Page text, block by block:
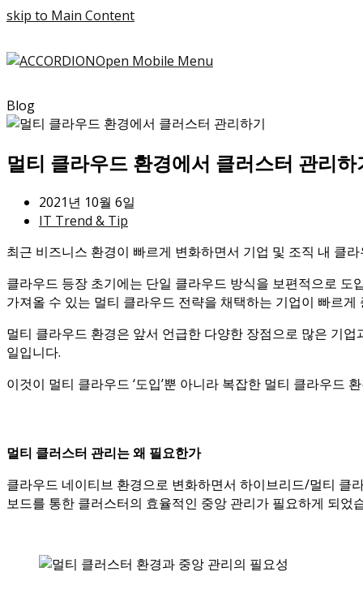
skip to Main Content
Open Mobile Menu
Blog
멀티 클라우드 환경에서 클러스터 관리하
2021년 10월 6일
IT Trend & Tip
최근 비즈니스 환경이 빠르게 변화하면서 기업 및 조직 내 클
클라우드 등장 초기에는 단일 클라우드 방식을 보편적으로
가져올 수 있는 멀티 클라우드 전략을 채택하는 기업이 빠르게
멀티 클라우드 환경은 앞서 언급한 다양한 장점으로 많은 기
일입니다.
이것이 멀티 클라우드 ‘도입’뿐 아니라 복잡한 멀티 클라우드
멀티 클러스터 관리는 왜 필요한가
클라우드 네이티브 환경으로 변화하면서 하이브리드/멀티 클
보드를 통한 클러스터의 효율적인 중앙 관리가 필요하게 되었